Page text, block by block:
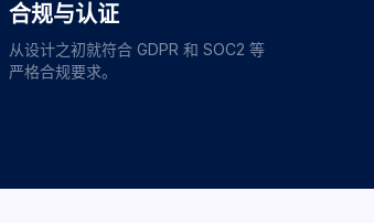
合规与认证
从设计之初就符合 GDPR 和 SOC2 等
严格合规要求。